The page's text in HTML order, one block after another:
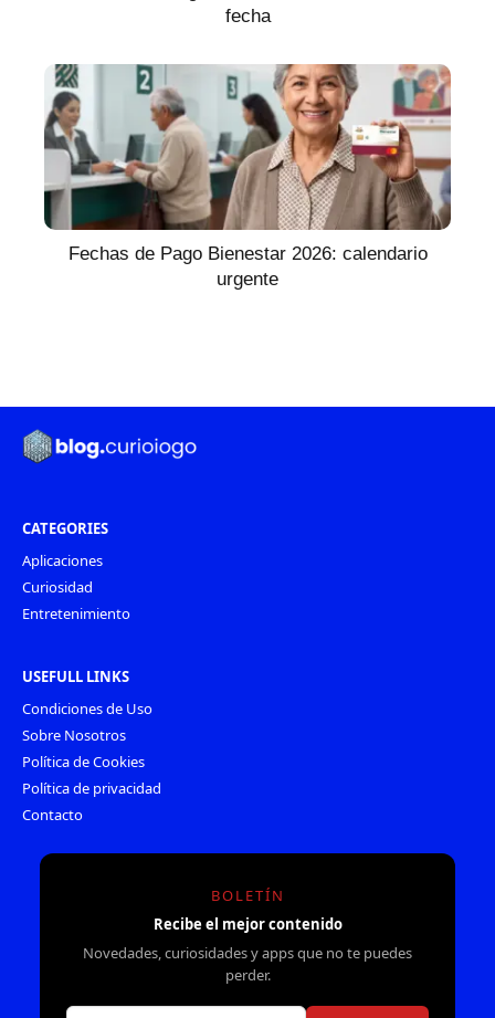
fecha
Fechas de Pago Bienestar 2026: calendario
urgente
CATEGORIES
Aplicaciones
Curiosidad
Entretenimiento
USEFULL LINKS
Condiciones de Uso
Sobre Nosotros
Política de Cookies
Política de privacidad
Contacto
BOLETÍN
Recibe el mejor contenido
Novedades, curiosidades y apps que no te puedes
perder.